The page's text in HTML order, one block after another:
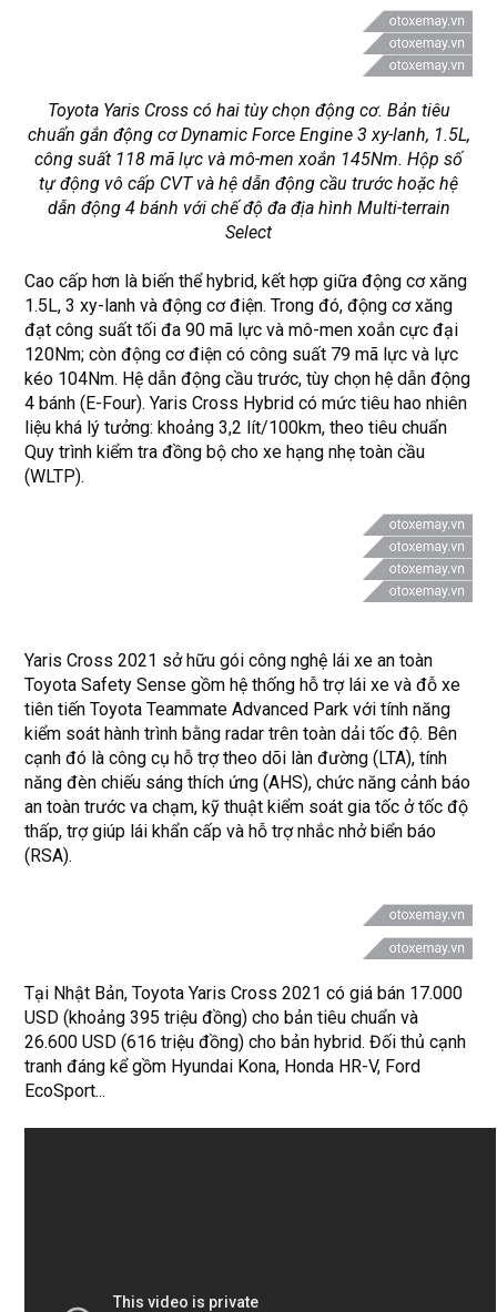
Toyota Yaris Cross có hai tùy chọn động cơ. Bản tiêu
chuẩn gắn động cơ Dynamic Force Engine 3 xy-lanh, 1.5L,
công suất 118 mã lực và mô-men xoắn 145Nm. Hộp số
tự động vô cấp CVT và hệ dẫn động cầu trước hoặc hệ
dẫn động 4 bánh với chế độ đa địa hình Multi-terrain
Select
Cao cấp hơn là biến thể hybrid, kết hợp giữa động cơ xăng
1.5L, 3 xy-lanh và động cơ điện. Trong đó, động cơ xăng
đạt công suất tối đa 90 mã lực và mô-men xoắn cực đại
120Nm; còn động cơ điện có công suất 79 mã lực và lực
kéo 104Nm. Hệ dẫn động cầu trước, tùy chọn hệ dẫn động
4 bánh (E-Four). Yaris Cross Hybrid có mức tiêu hao nhiên
liệu khá lý tưởng: khoảng 3,2 lít/100km, theo tiêu chuẩn
Quy trình kiểm tra đồng bộ cho xe hạng nhẹ toàn cầu
(WLTP).
Yaris Cross 2021 sở hữu gói công nghệ lái xe an toàn
Toyota Safety Sense gồm hệ thống hỗ trợ lái xe và đỗ xe
tiên tiến Toyota Teammate Advanced Park với tính năng
kiểm soát hành trình bằng radar trên toàn dải tốc độ. Bên
cạnh đó là công cụ hỗ trợ theo dõi làn đường (LTA), tính
năng đèn chiếu sáng thích ứng (AHS), chức năng cảnh báo
an toàn trước va chạm, kỹ thuật kiểm soát gia tốc ở tốc độ
thấp, trợ giúp lái khẩn cấp và hỗ trợ nhắc nhở biển báo
(RSA).
Tại Nhật Bản, Toyota Yaris Cross 2021 có giá bán 17.000
USD (khoảng 395 triệu đồng) cho bản tiêu chuẩn và
26.600 USD (616 triệu đồng) cho bản hybrid. Đối thủ cạnh
tranh đáng kể gồm Hyundai Kona, Honda HR-V, Ford
EcoSport...